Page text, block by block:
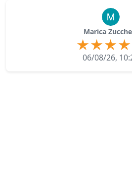
Marica
06/08/26,